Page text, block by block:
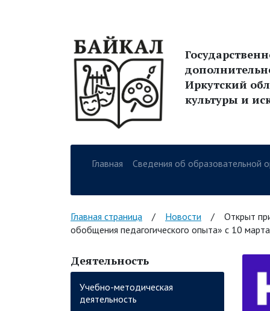
Иркутский
культуры и
Главная Сведения об образовательной
Главная страница / Новости /
Открыт
обобщения педагогического опыта» с 10
Деятельность
Учебно-методическая
деятельность